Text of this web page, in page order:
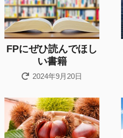
FPにぜひ読んでほし
い書籍
2024年9月20日